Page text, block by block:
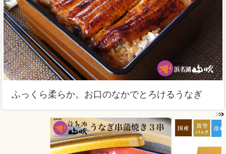
ふっくら柔らか。お口のなかでとろけるうなぎ